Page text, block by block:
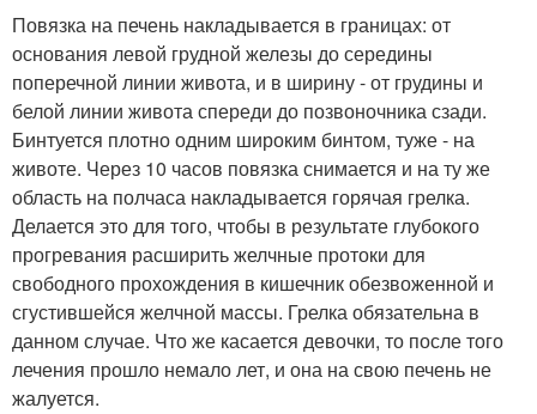
Повязка на печень накладывается в границах: от
основания левой грудной железы до середины
поперечной линии живота, и в ширину - от грудины и
белой линии живота спереди до позвоночника сзади.
Бинтуется плотно одним широким бинтом, туже - на
животе. Через 10 часов повязка снимается и на ту же
область на полчаса накладывается горячая грелка.
Делается это для того, чтобы в результате глубокого
прогревания расширить желчные протоки для
свободного прохождения в кишечник обезвоженной и
сгустившейся желчной массы. Грелка обязательна в
данном случае. Что же касается девочки, то после того
лечения прошло немало лет, и она на свою печень не
жалуется.